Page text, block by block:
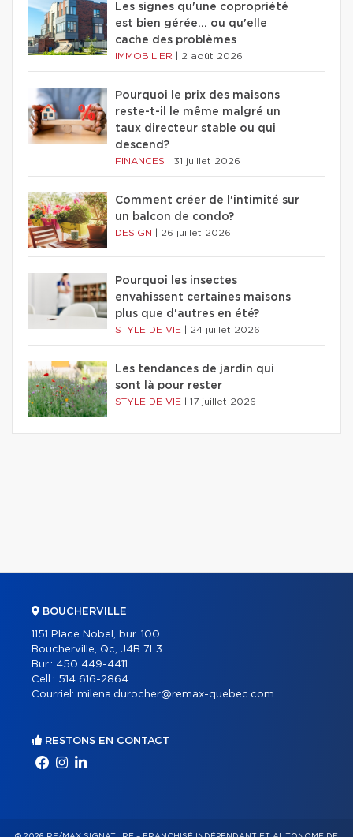
Les signes qu'une copropriété
est bien gérée… ou qu'elle
cache des problèmes
IMMOBILIER 2 août 2026
Pourquoi le prix des maisons
reste-t-il le même malgré un
taux directeur stable ou qui
descend?
FINANCES 31 juillet 2026
Comment créer de l'intimité sur
un balcon de condo?
DESIGN 26 juillet 2026
Pourquoi les insectes
envahissent certaines maisons
plus que d'autres en été?
STYLE DE VIE 24 juillet 2026
Les tendances de jardin qui
sont là pour rester
STYLE DE VIE 17 juillet 2026
BOUCHERVILLE
1151 Place Nobel, bur. 100
Boucherville, Qc, J4B 7L3
Bur.: 450 449-4411
Cell.: 514 616-2864
Courriel: milena.durocher@remax-quebec.com
RESTONS EN CONTACT